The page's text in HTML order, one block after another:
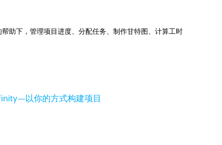
助下，管理项目进度、分配任务、制作甘特图、计算工时
以你的方式构建项目